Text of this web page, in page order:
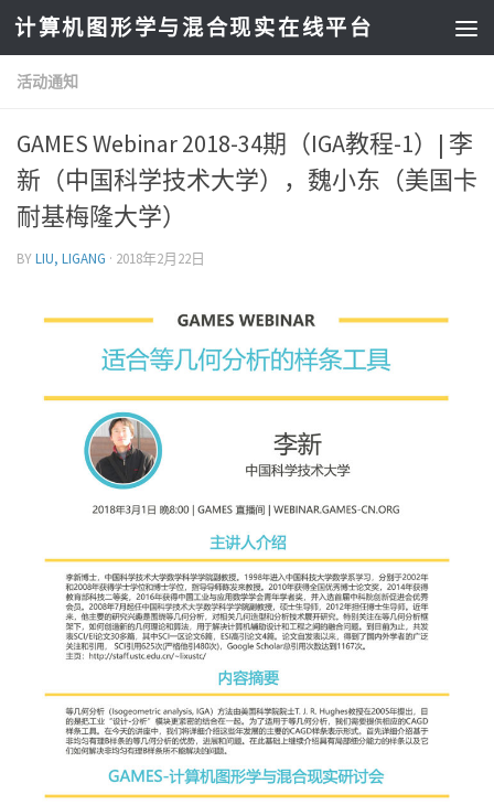
计算机图形学与混合现实在线平台
活动通知
GAMES Webinar 2018-34期（IGA教程-1）| 李
新（中国科学技术大学），魏小东（美国卡
耐基梅隆大学）
BYLIU, LIGANG · 2018年2月22日